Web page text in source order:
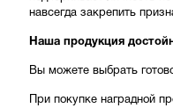
навсегда закрепить
Наша продукция
Вы можете выбрать
При покупке наградной